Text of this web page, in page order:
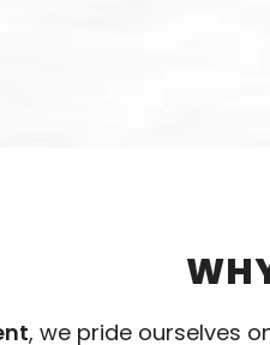
, we pride ourselves